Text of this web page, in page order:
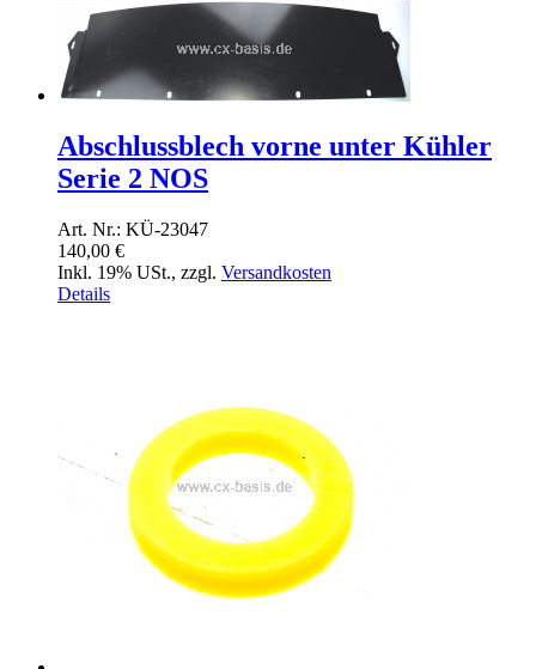
Abschlussblech vorne unter Kühler
Serie 2 NOS
Art. Nr.: KÜ-23047
140,00 €
Inkl. 19% USt., zzgl. Versandkosten
Details